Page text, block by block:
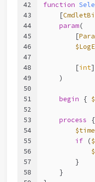
42
43
44
45
46
47
48
49
50
51
52
53
54
55
56
57
58
function
[
param(
        [
        [
int]
    )
begin {
process {
if (
        }
    }